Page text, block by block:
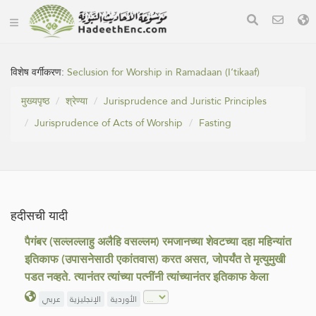
विशेष वर्गीकरण:Seclusion for Worship in Ramadaan (I‘tikaaf)
मुख्यपृष्ठ
श्रेण्या
Jurisprudence and Juristic Principles
Jurisprudence of Acts of Worship
Fasting
हदीसची यादी
पैगंबर (सल्लल्लाहु अलैहि वसल्लम) रमजानच्या शेवटच्या दहा महिन्यांत
इतिकाफ (उपासनेसाठी एकांतवास) करत असत, जोपर्यंत ते मृत्युमुखी
पडत नव्हते. त्यानंतर त्यांच्या पत्नींनी त्यांच्यानंतर इतिकाफ केला
عربي الإنجليزية الأوردية